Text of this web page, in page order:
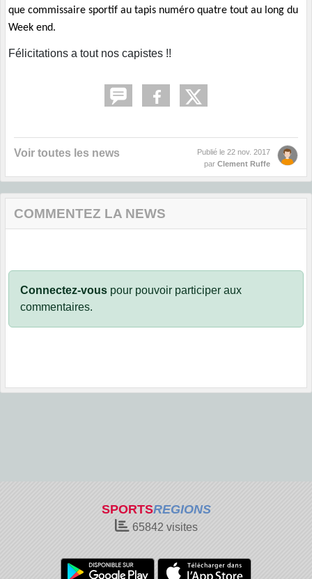
que commissaire sportif au tapis numéro quatre tout au long du
Week end.
Félicitations a tout nos capistes !!
Voir toutes les news Publié le 22 nov. 2017
par Clement Ruffe
COMMENTEZ LA NEWS
Connectez-vous pour pouvoir participer aux
commentaires.
SPORTSREGIONS
65842 visites